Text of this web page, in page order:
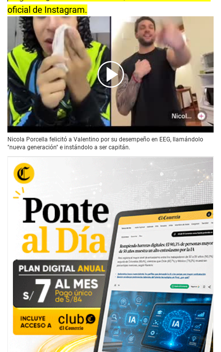
oficial de Instagram.
00:00/ 01:12
Nicola Porcella felicitó a Valentino por su desempeño en EEG, llamándolo
"nueva generación" e instándolo a ser capitán.